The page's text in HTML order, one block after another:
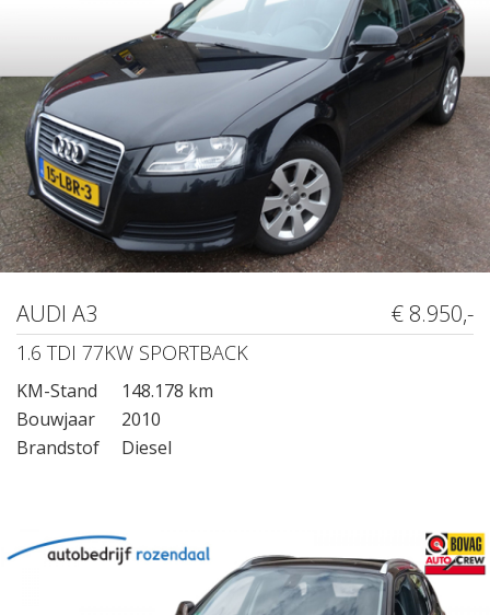
AUDI A3 € 8.950,-
1.6 TDI 77KW SPORTBACK
KM-Stand
148.178 km
Bouwjaar
2010
Brandstof
Diesel